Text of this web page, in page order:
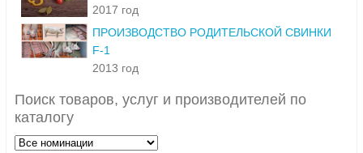
2017 год
ПРОИЗВОДСТВО РОДИТЕЛЬСКОЙ СВИНКИ
F-1
2013 год
Поиск товаров, услуг и производителей по
каталогу